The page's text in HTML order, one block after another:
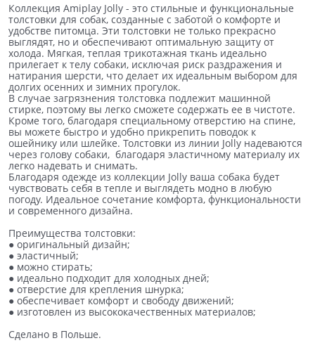
Коллекция Amiplay Jolly - это стильные и функциональные
толстовки для собак, созданные с заботой о комфорте и
удобстве питомца. Эти толстовки не только прекрасно
выглядят, но и обеспечивают оптимальную защиту от
холода. Мягкая, теплая трикотажная ткань идеально
прилегает к телу собаки, исключая риск раздражения и
натирания шерсти, что делает их идеальным выбором для
долгих осенних и зимних прогулок.
В случае загрязнения толстовка подлежит машинной
стирке, поэтому вы легко сможете содержать ее в чистоте.
Кроме того, благодаря специальному отверстию на спине,
вы можете быстро и удобно прикрепить поводок к
ошейнику или шлейке. Толстовки из линии Jolly надеваются
через голову собаки, благодаря эластичному материалу их
легко надевать и снимать.
Благодаря одежде из коллекции Jolly ваша собака будет
чувствовать себя в тепле и выглядеть модно в любую
погоду. Идеальное сочетание комфорта, функциональности
и современного дизайна.
Преимущества толстовки:
● оригинальный дизайн;
● эластичный;
● можно стирать;
● идеально подходит для холодных дней;
● отверстие для крепления шнурка;
● обеспечивает комфорт и свободу движений;
● изготовлен из высококачественных материалов;
Сделано в Польше.